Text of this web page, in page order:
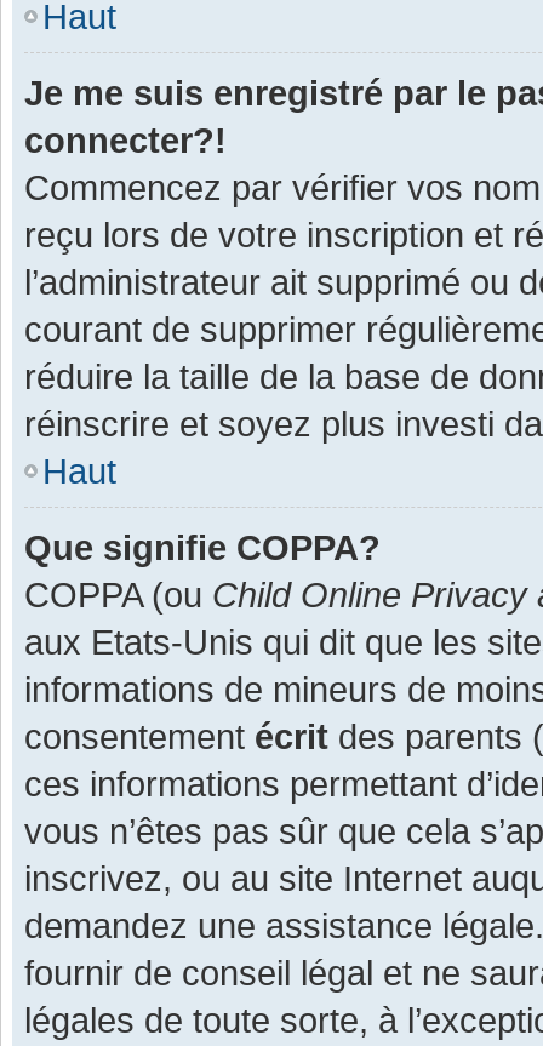
Haut
Je me suis enregistré par le
connecter?!
Commencez par vérifier vos
reçu lors de votre inscription et
l’administrateur ait supprimé ou
courant de supprimer
réduire la taille de la base de
réinscrire et soyez plus investi
Haut
Que signifie COPPA?
COPPA (ou Child Online Privacy
aux Etats-Unis qui dit que les
informations de mineurs de
consentement écrit des parents
ces informations permettant
vous n’êtes pas sûr que cela
inscrivez, ou au site Internet
demandez une assistance
fournir de conseil légal et ne
légales de toute sorte, à